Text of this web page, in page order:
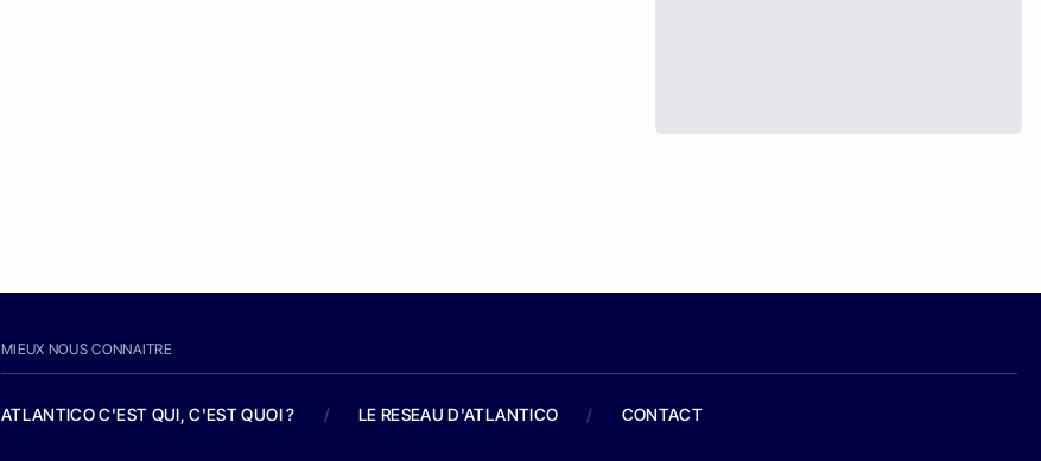
MIEUX NOUS CONNAITRE
ATLANTICO C'EST QUI, C'EST QUOI ? / LE RESEAU D'ATLANTICO / CONTACT